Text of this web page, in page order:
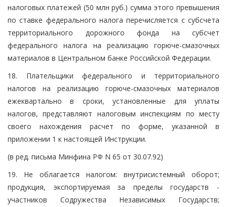
налоговых платежей (50 млн руб.) сумма этого превышения
по ставке федерального налога перечисляется с субсчета
территориального дорожного фонда на субсчет
федерального налога на реализацию горюче-смазочных
материалов в Центральном банке Российской Федерации.
18. Плательщики федерального и территориального
налогов на реализацию горюче-смазочных материалов
ежеквартально в сроки, установленные для уплаты
налогов, представляют налоговым инспекциям по месту
своего нахождения расчет по форме, указанной в
приложении 1 к настоящей Инструкции.
(в ред. письма Минфина РФ N 65 от 30.07.92)
19. Не облагается налогом: внутрисистемный оборот;
продукция, экспортируемая за пределы государств -
участников Содружества Независимых Государств;